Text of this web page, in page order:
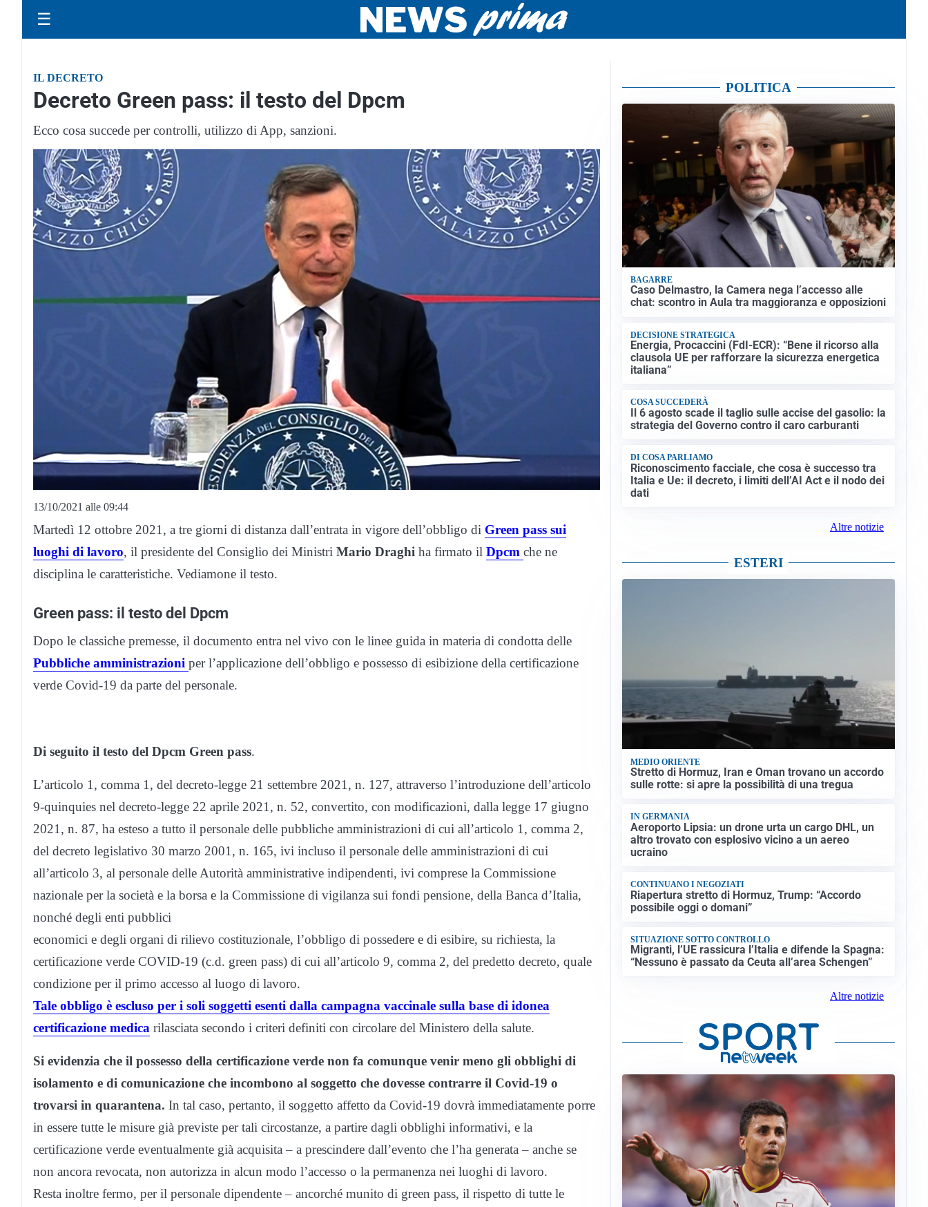
☰
IL DECRETO
Decreto Green pass: il testo del Dpcm
Ecco cosa succede per controlli, utilizzo di App, sanzioni.
13/10/2021 alle 09:44
Martedì 12 ottobre 2021, a tre giorni di distanza dall’entrata in vigore dell’obbligo di Green pass sui
luoghi di lavoro, il presidente del Consiglio dei Ministri Mario Draghi ha firmato il Dpcm che ne
disciplina le caratteristiche. Vediamone il testo.
Green pass: il testo del Dpcm
Dopo le classiche premesse, il documento entra nel vivo con le linee guida in materia di condotta delle
Pubbliche amministrazioni per l’applicazione dell’obbligo e possesso di esibizione della certificazione
verde Covid-19 da parte del personale.
Di seguito il testo del Dpcm Green pass.
L’articolo 1, comma 1, del decreto-legge 21 settembre 2021, n. 127, attraverso l’introduzione dell’articolo
9-quinquies nel decreto-legge 22 aprile 2021, n. 52, convertito, con modificazioni, dalla legge 17 giugno
2021, n. 87, ha esteso a tutto il personale delle pubbliche amministrazioni di cui all’articolo 1, comma 2,
del decreto legislativo 30 marzo 2001, n. 165, ivi incluso il personale delle amministrazioni di cui
all’articolo 3, al personale delle Autorità amministrative indipendenti, ivi comprese la Commissione
nazionale per la società e la borsa e la Commissione di vigilanza sui fondi pensione, della Banca d’Italia,
nonché degli enti pubblici
economici e degli organi di rilievo costituzionale, l’obbligo di possedere e di esibire, su richiesta, la
certificazione verde COVID-19 (c.d. green pass) di cui all’articolo 9, comma 2, del predetto decreto, quale
condizione per il primo accesso al luogo di lavoro.
Tale obbligo è escluso per i soli soggetti esenti dalla campagna vaccinale sulla base di idonea
certificazione medica rilasciata secondo i criteri definiti con circolare del Ministero della salute.
Si evidenzia che il possesso della certificazione verde non fa comunque venir meno gli obblighi di
isolamento e di comunicazione che incombono al soggetto che dovesse contrarre il Covid-19 o
trovarsi in quarantena. In tal caso, pertanto, il soggetto affetto da Covid-19 dovrà immediatamente porre
in essere tutte le misure già previste per tali circostanze, a partire dagli obblighi informativi, e la
certificazione verde eventualmente già acquisita – a prescindere dall’evento che l’ha generata – anche se
non ancora revocata, non autorizza in alcun modo l’accesso o la permanenza nei luoghi di lavoro.
Resta inoltre fermo, per il personale dipendente – ancorché munito di green pass, il rispetto di tutte le
POLITICA
BAGARRE
Caso Delmastro, la Camera nega l’accesso alle
chat: scontro in Aula tra maggioranza e opposizioni
DECISIONE STRATEGICA
Energia, Procaccini (FdI-ECR): “Bene il ricorso alla
clausola UE per rafforzare la sicurezza energetica
italiana”
COSA SUCCEDERÀ
Il 6 agosto scade il taglio sulle accise del gasolio: la
strategia del Governo contro il caro carburanti
DI COSA PARLIAMO
Riconoscimento facciale, che cosa è successo tra
Italia e Ue: il decreto, i limiti dell’AI Act e il nodo dei
dati
Altre notizie
ESTERI
MEDIO ORIENTE
Stretto di Hormuz, Iran e Oman trovano un accordo
sulle rotte: si apre la possibilità di una tregua
IN GERMANIA
Aeroporto Lipsia: un drone urta un cargo DHL, un
altro trovato con esplosivo vicino a un aereo
ucraino
CONTINUANO I NEGOZIATI
Riapertura stretto di Hormuz, Trump: “Accordo
possibile oggi o domani”
SITUAZIONE SOTTO CONTROLLO
Migranti, l’UE rassicura l’Italia e difende la Spagna:
“Nessuno è passato da Ceuta all’area Schengen”
Altre notizie